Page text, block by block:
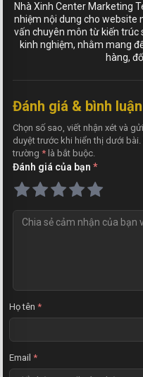
Nhà Xinh Center Marketing
nhiệm nội dung cho website
vấn chuyên môn từ kiến trúc
kinh nghiệm, nhằm mang
hàng,
Đánh giá & bình
Chọn số sao, viết nhận xét và
duyệt trước khi hiển thị dưới
trường * là bắt buộc.
Đánh giá của bạn *
Họ tên *
Email *